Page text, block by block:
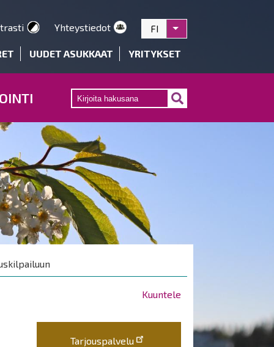
Yhteystiedot FI Listaa lisätoiminnot
UUDET ASUKKAAT YRITYKSET
Kuuntele
Tarjouspalvelu